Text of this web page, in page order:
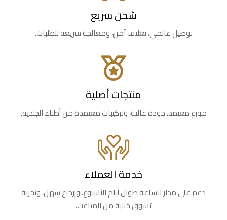
شحن سريع
توصيل عالمي، تغليف آمن، ومعالجة سريعة للطلبات.
منتجات أصلية
موزع معتمد، جودة عالية، وتركيبات معتمدة من أطباء الجلدية.
خدمة العملاء
دعم على مدار الساعة طوال أيام الأسبوع، وإرجاع سهل، وتجربة
تسوق خالية من المتاعب.